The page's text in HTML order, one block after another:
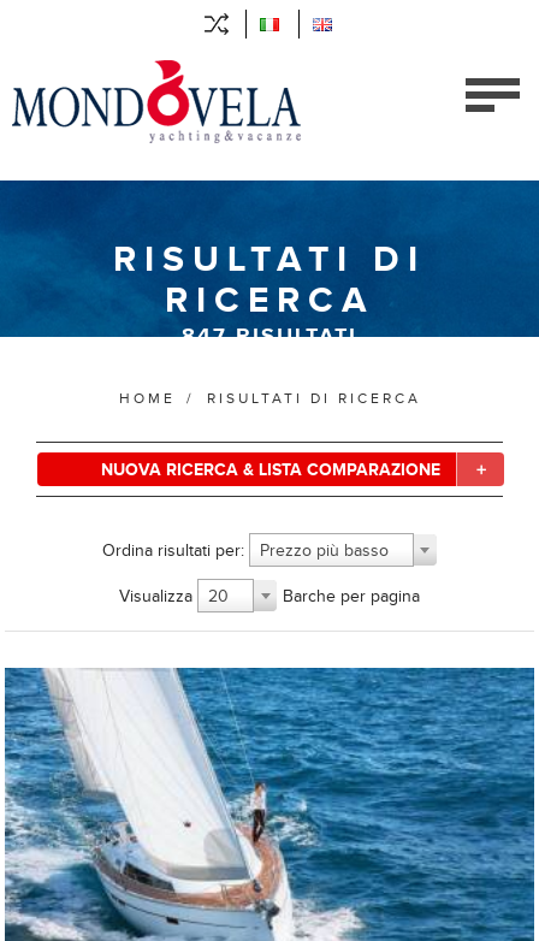
RISULTATI DI
RICERCA
847RISULTATI
HOME / RISULTATI DI RICERCA
NUOVA RICERCA & LISTA COMPARAZIONE
Ordina risultati per: Prezzo più basso
Visualizza 20 Barche per pagina